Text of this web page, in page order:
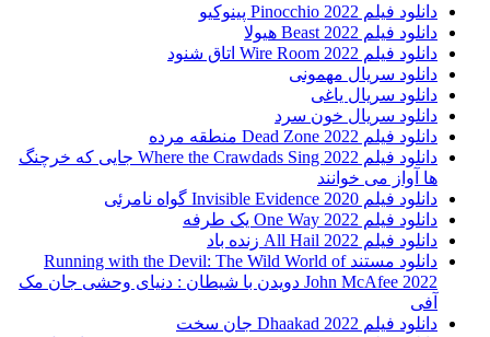
دانلود فیلم Pinocchio 2022 پینوکیو
دانلود فیلم Beast 2022 هیولا
دانلود فیلم Wire Room 2022 اتاق شنود
دانلود سریال مهمونی
دانلود سریال یاغی
دانلود سریال خون سرد
دانلود فیلم 2022 Dead Zone منطقه مرده
دانلود فیلم Where the Crawdads Sing 2022 جایی که خرچنگ
ها آواز می خوانند
دانلود فیلم 2020 Invisible Evidence گواه نامرئی
دانلود فیلم One Way 2022 یک طرفه
دانلود فیلم All Hail 2022 زنده باد
دانلود مستند Running with the Devil: The Wild World of
John McAfee 2022 دویدن با شیطان : دنیای وحشی جان مک
آفی
دانلود فیلم Dhaakad 2022 جان سخت